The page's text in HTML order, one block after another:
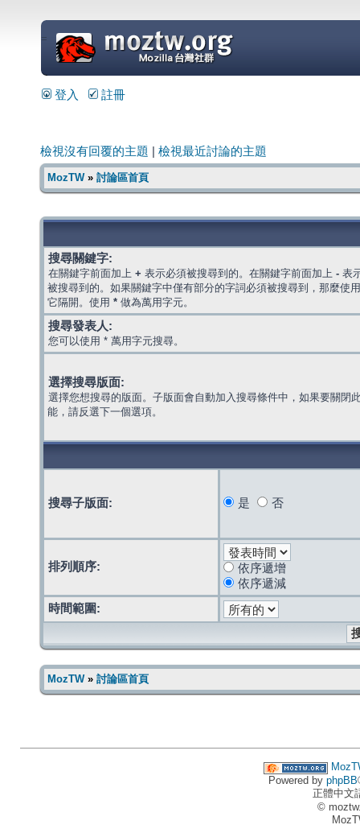
=
登入 註冊
檢視沒有回覆的主題 檢視最近討論的主題
MozTW» 討論區首頁
搜尋關鍵字:
在關鍵字前面加上 + 表示必須被搜尋到的。在關鍵字前面加上 - 表
被搜尋到的。如果關鍵字中僅有部分的字詞必須被搜尋到，那麼使
它隔開。使用 * 做為萬用字元。
搜尋發表人:
您可以使用 * 萬用字元搜尋。
選擇搜尋版面:
選擇您想搜尋的版面。子版面會自動加入搜尋條件中，如果要關閉
能，請反選下一個選項。
搜尋子版面: 是 否
排列順序:
依序遞增
依序遞減
時間範圍:
MozTW» 討論區首頁
Powered by phpBB
正體中文
©